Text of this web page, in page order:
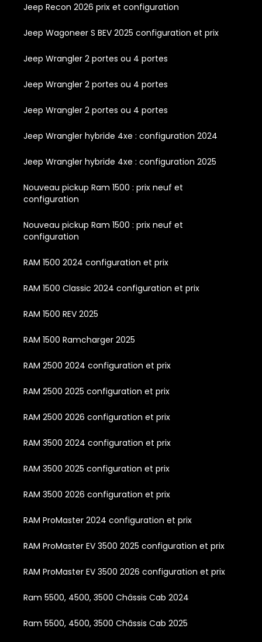
Jeep Recon 2026 prix et configuration
Jeep Wagoneer S BEV 2025 configuration et prix
Jeep Wrangler 2 portes ou 4 portes
Jeep Wrangler 2 portes ou 4 portes
Jeep Wrangler 2 portes ou 4 portes
Jeep Wrangler hybride 4xe : configuration 2024
Jeep Wrangler hybride 4xe : configuration 2025
Nouveau pickup Ram 1500 : prix neuf et
configuration
Nouveau pickup Ram 1500 : prix neuf et
configuration
RAM 1500 2024 configuration et prix
RAM 1500 Classic 2024 configuration et prix
RAM 1500 REV 2025
RAM 1500 Ramcharger 2025
RAM 2500 2024 configuration et prix
RAM 2500 2025 configuration et prix
RAM 2500 2026 configuration et prix
RAM 3500 2024 configuration et prix
RAM 3500 2025 configuration et prix
RAM 3500 2026 configuration et prix
RAM ProMaster 2024 configuration et prix
RAM ProMaster EV 3500 2025 configuration et prix
RAM ProMaster EV 3500 2026 configuration et prix
Ram 5500, 4500, 3500 Châssis Cab 2024
Ram 5500, 4500, 3500 Châssis Cab 2025